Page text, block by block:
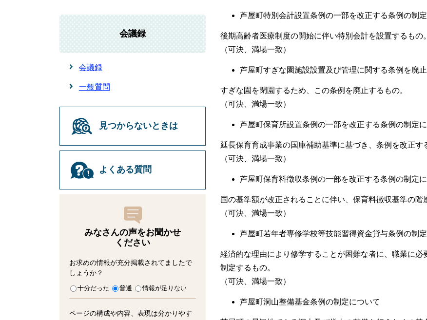
芦屋町特別会計設置条例の一部を改正する条例の制
後期高齢者医療制度の開始に伴い特別会計を設置するもの。
（可決、満場一致）
芦屋町すぎな園施設設置及び管理に関する条例を廃
すぎな園を閉園するため、この条例を廃止するもの。
（可決、満場一致）
芦屋町保育所設置条例の一部を改正する条例の制定
延長保育育成事業の国庫補助基準に基づき、条例を改正す
（可決、満場一致）
芦屋町保育料徴収条例の一部を改正する条例の制定
国の基準額が改正されることに伴い、保育料徴収基準の階
（可決、満場一致）
芦屋町若年者専修学校等技能習得資金貸与条例の制
経済的な理由により修学することが困難な者に、職業に
制定するもの。
（可決、満場一致）
芦屋町洞山整備基金条例の制定について
会議録
会議録
一般質問
見つからないときは
よくある質問
みなさんの声をお聞かせ
ください
お求めの情報が充分掲載されてましたで
しょうか？
十分だった 普通 情報が足りない
ページの構成や内容、表現は分かりやす